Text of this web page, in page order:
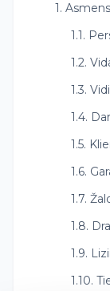
1.
1.1.
1.2.
1.3.
1.4.
1.5.
1.6.
1.7.
1.8.
1.9.
1.10.